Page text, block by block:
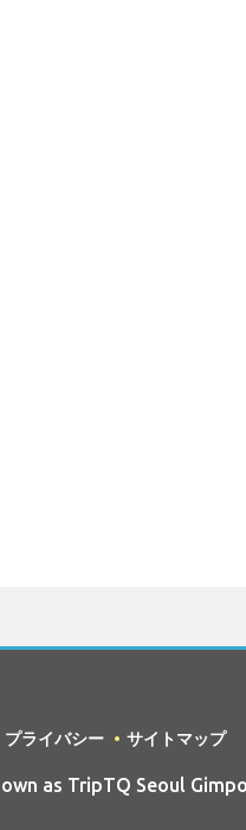
プライバシー サイトマップ
as TripTQ Seoul